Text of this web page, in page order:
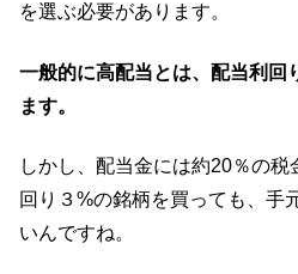
を選ぶ必要があります。
一般的に高配当とは、配当利回
ます。
しかし、配当金には約20％の税
回り３%の銘柄を買っても、手
いんですね。